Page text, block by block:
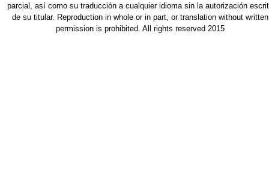
parcial, así como su traducción a cualquier idioma sin la autorización
de su titular. Reproduction in whole or in part, or translation without written
permission is prohibited. All rights reserved 2015